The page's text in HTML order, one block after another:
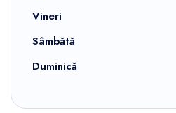
Vineri
Sâmbătă
Duminică